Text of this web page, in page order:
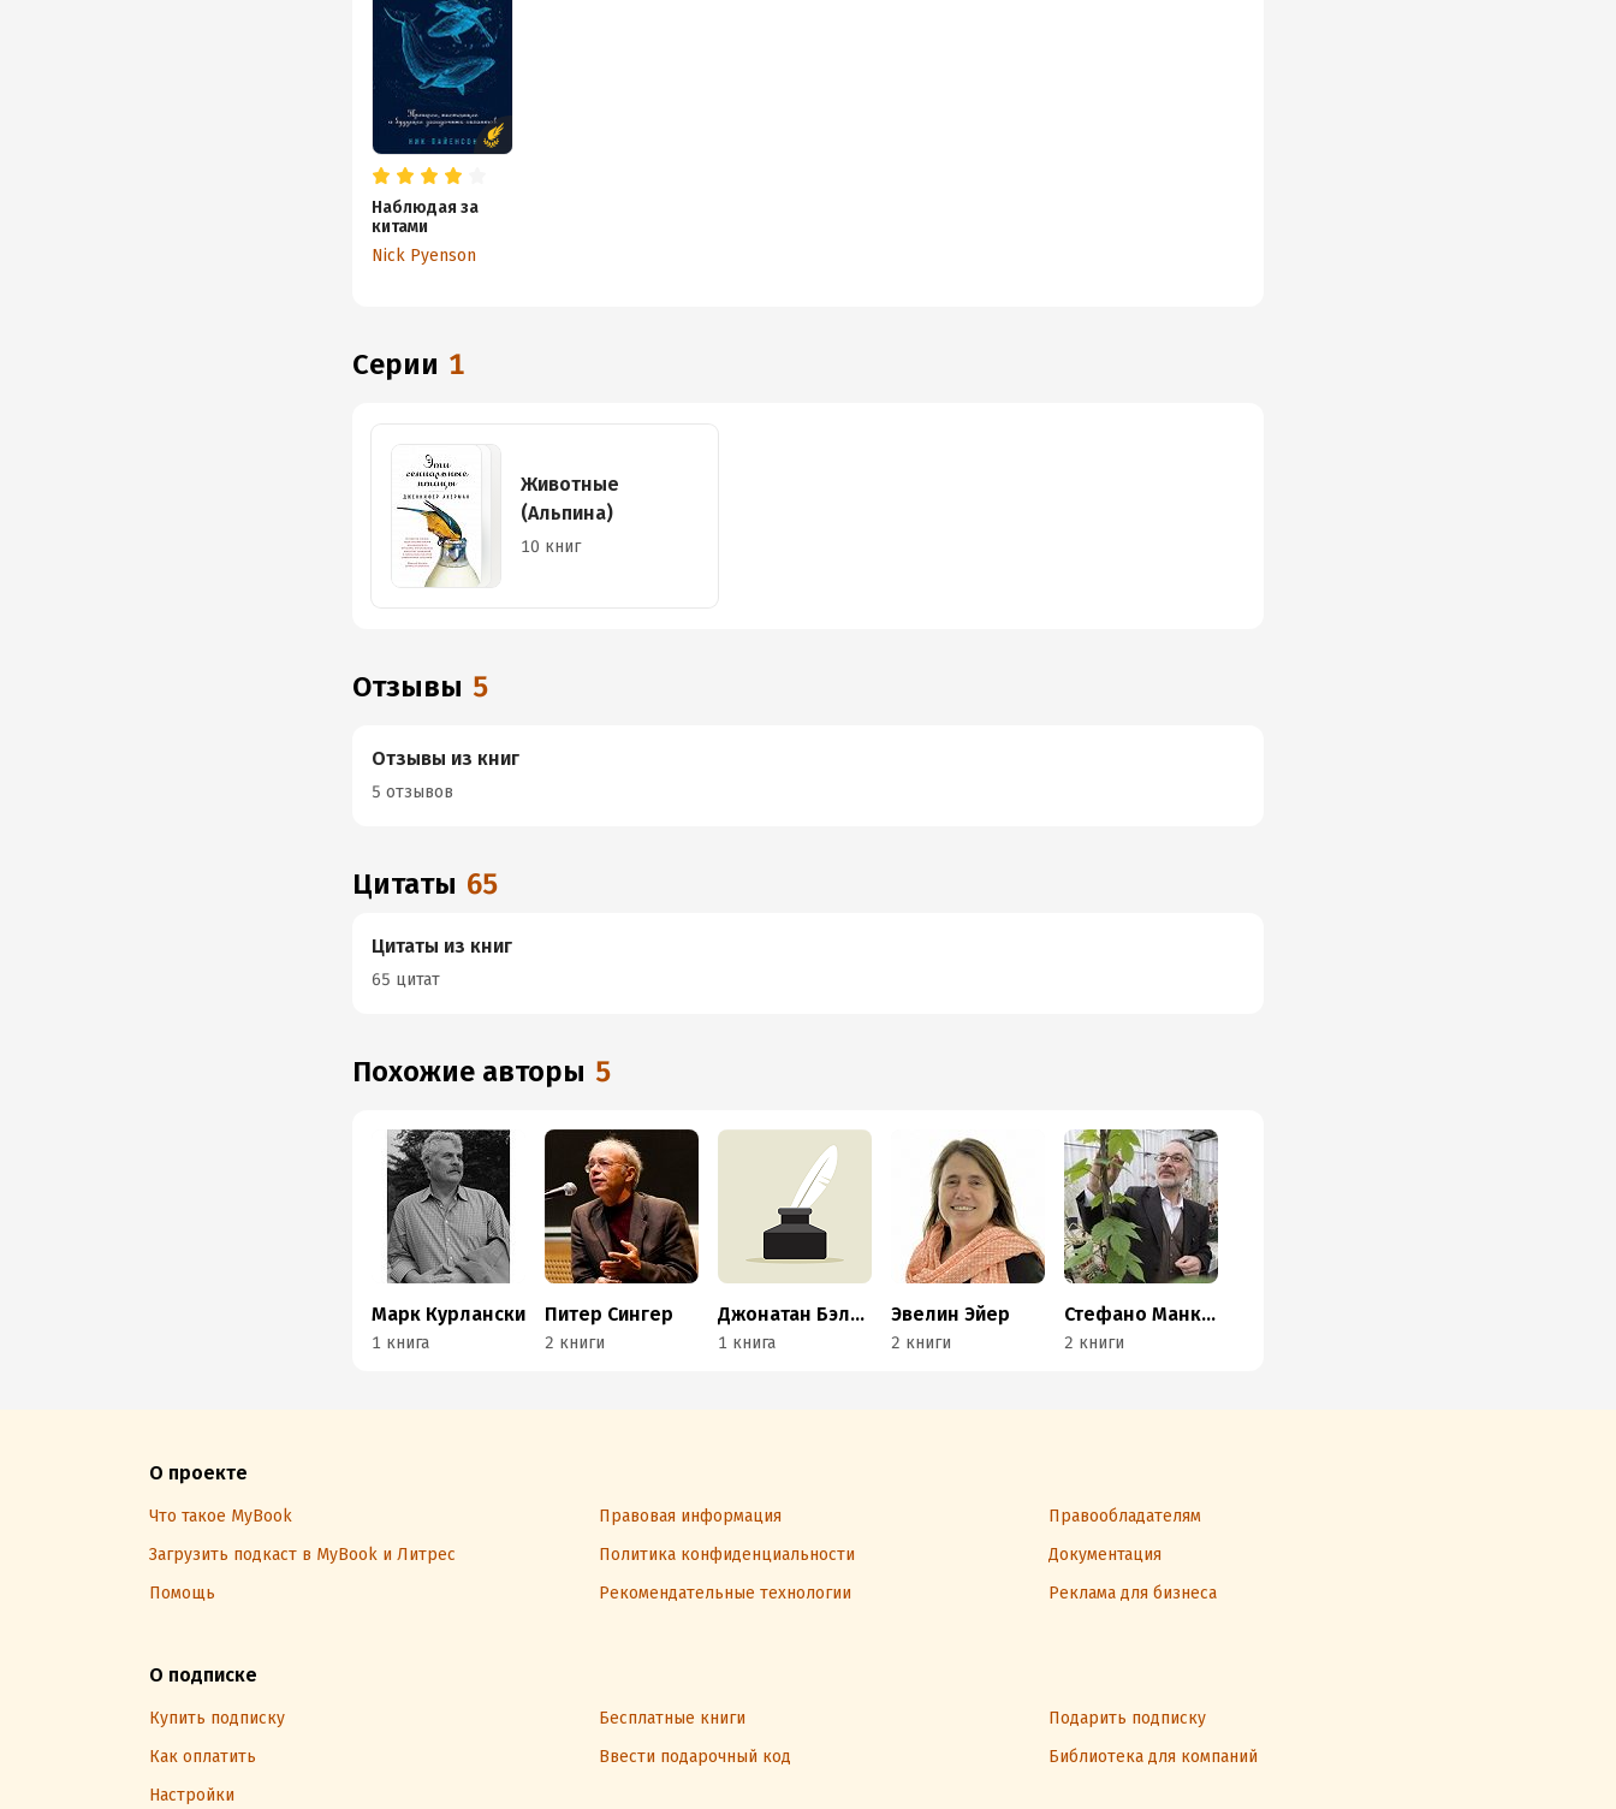
Наблюдая за
китами
Nick Pyenson
Серии 1
Животные
(Альпина)
10 книг
Отзывы 5
Отзывы из книг
5 отзывов
Цитаты 65
Цитаты из книг
65 цитат
Похожие авторы 5
Марк Курлански
1 книга
Питер Сингер
2 книги
Джонатан Бэлкомб
1 книга
Эвелин Эйер
2 книги
Стефано Манкузо
2 книги
О проекте
Что такое MyBook Правовая информация
Правообладателям
Загрузить подкаст в MyBook и Литрес
Политика конфиденциальности
Документация
Помощь
Рекомендательные технологии Реклама для бизнеса
О подписке
Купить подписку Бесплатные книги
Подарить подписку
Как оплатить
Ввести подарочный код
Библиотека для компаний
Настройки